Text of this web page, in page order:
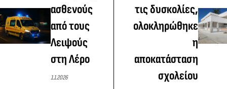
ασθενούς
από τους
Λειψούς
στη Λέρο
1.1.2026
τις δυσκολίες,
ολοκληρώθηκε
η
αποκατάσταση
σχολείου